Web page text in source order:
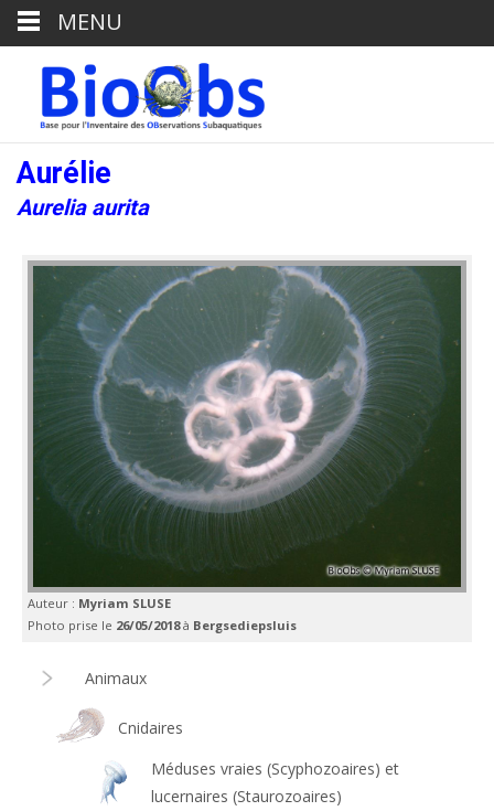
Aurélie
Aurelia aurita
Auteur : Myriam SLUSE
Photo prise le 26/05/2018à Bergsediepsluis
Animaux
Cnidaires
Méduses vraies (Scyphozoaires) et
lucernaires (Staurozoaires)
MENU